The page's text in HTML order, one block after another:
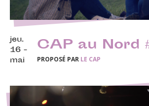
jeu.
16 -
mai
CAP au Nord
PROPOSÉ PAR LE CAP